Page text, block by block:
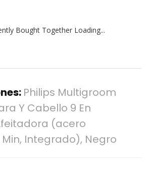
Bought Together Loading...
Philips Multigroom
Y Cabello 9 En
(acero
Integrado), Negro